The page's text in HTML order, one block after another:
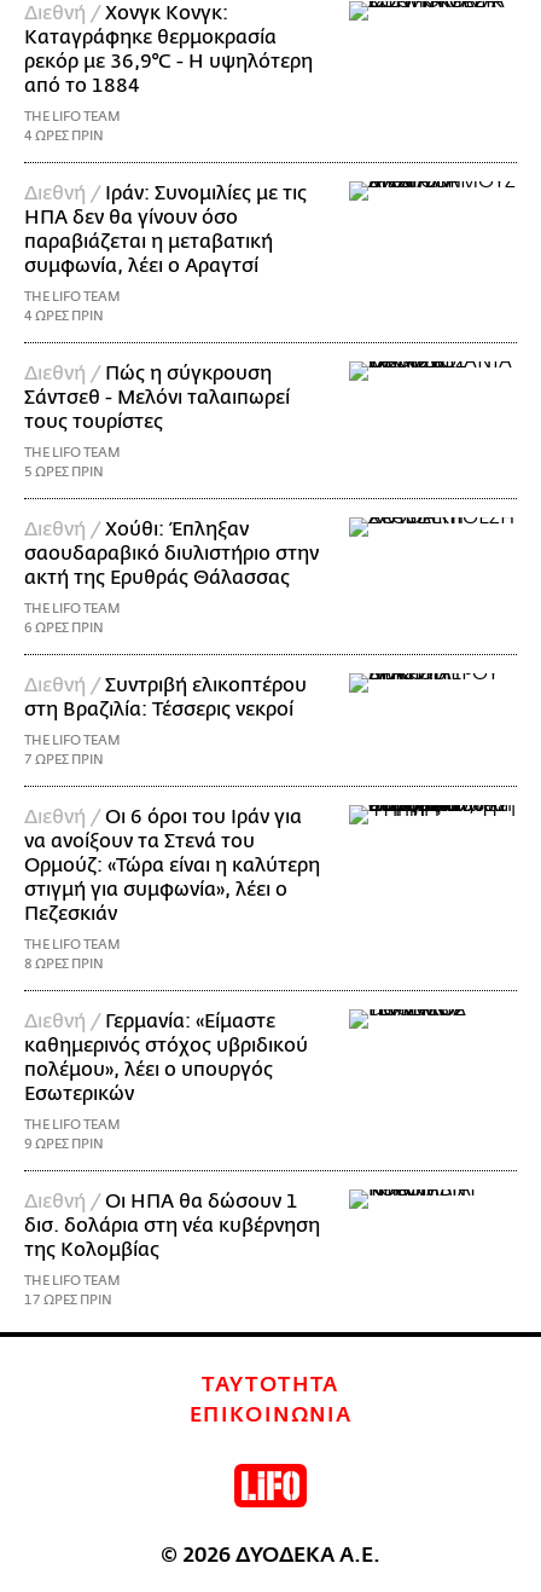
Διεθνή /Χονγκ Κονγκ:
Καταγράφηκε θερμοκρασία
ρεκόρ με 36,9°C - Η υψηλότερη
από το 1884
THE LIFO TEAM
4 ΩΡΕΣ ΠΡΙΝ
Διεθνή / Ιράν: Συνομιλίες με τις
ΗΠΑ δεν θα γίνουν όσο
παραβιάζεται η μεταβατική
συμφωνία, λέει ο Αραγτσί
THE LIFO TEAM
4 ΩΡΕΣ ΠΡΙΝ
Διεθνή / Πώς η σύγκρουση
Σάντσεθ - Μελόνι ταλαιπωρεί
τους τουρίστες
THE LIFO TEAM
5 ΩΡΕΣ ΠΡΙΝ
Διεθνή /Χούθι: Έπληξαν
σαουδαραβικό διυλιστήριο στην
ακτή της Ερυθράς Θάλασσας
THE LIFO TEAM
6 ΩΡΕΣ ΠΡΙΝ
Διεθνή /Συντριβή ελικοπτέρου
στη Βραζιλία: Τέσσερις νεκροί
THE LIFO TEAM
7 ΩΡΕΣ ΠΡΙΝ
Διεθνή /Οι 6 όροι του Ιράν για
να ανοίξουν τα Στενά του
Ορμούζ: «Τώρα είναι η καλύτερη
στιγμή για συμφωνία», λέει ο
Πεζεσκιάν
THE LIFO TEAM
8 ΩΡΕΣ ΠΡΙΝ
Διεθνή / Γερμανία: «Είμαστε
καθημερινός στόχος υβριδικού
πολέμου», λέει ο υπουργός
Εσωτερικών
THE LIFO TEAM
9 ΩΡΕΣ ΠΡΙΝ
Διεθνή /Οι ΗΠΑ θα δώσουν 1
δισ. δολάρια στη νέα κυβέρνηση
της Κολομβίας
THE LIFO TEAM
17 ΩΡΕΣ ΠΡΙΝ
ΤΑΥΤΟΤΗΤΑ
ΕΠΙΚΟΙΝΩΝΙΑ
© 2026 ΔΥΟΔΕΚΑ Α.Ε.